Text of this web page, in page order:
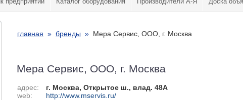
главная » бренды » Мера Сервис, ООО, г. Москва
Мера Сервис, ООО, г. Москва
адрес:
г. Москва, Открытое ш., влад. 48А
web:
http://www.mservis.ru/